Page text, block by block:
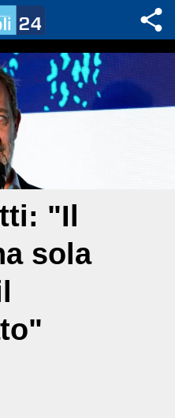
"Il
sola